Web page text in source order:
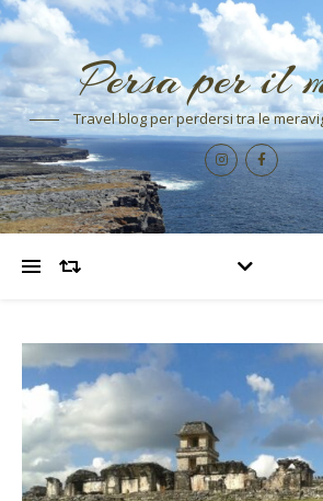
Persa per il
Travel blog per perdersi tra le